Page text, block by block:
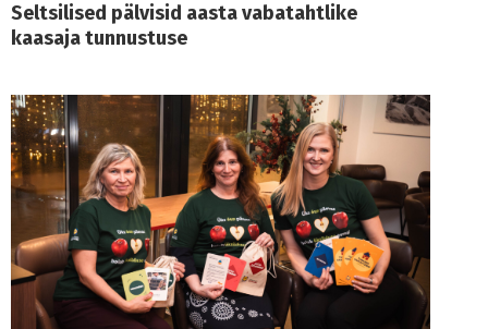
Seltsilised pälvisid aasta vabatahtlike
kaasaja tunnustuse